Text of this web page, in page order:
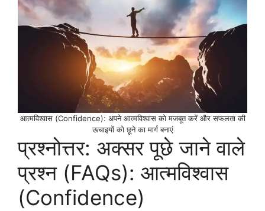
आत्मविश्वास (Confidence): अपने आत्मविश्वास को मजबूत करें और सफलता की
ऊचाइयों को छूने का मार्ग बनाएं
प्रश्नोत्तर: अक्सर पूछे जाने वाले
प्रश्न (FAQs): आत्मविश्वास
(Confidence)